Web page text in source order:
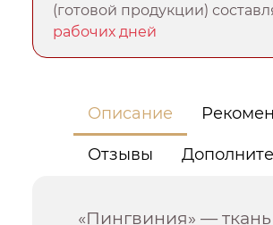
(готовой продукции)
рабочих дней
Описание
Отзывы
«Пингвиния» —